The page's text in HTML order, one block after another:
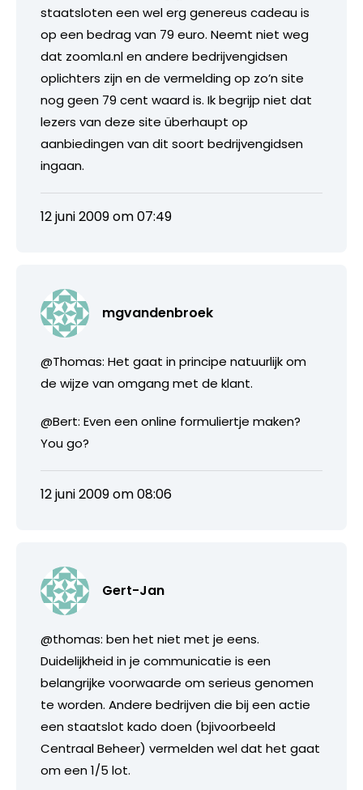
staatsloten een wel erg genereus cadeau is
op een bedrag van 79 euro. Neemt niet weg
dat zoomla.nl en andere bedrijvengidsen
oplichters zijn en de vermelding op zo’n site
nog geen 79 cent waard is. Ik begrijp niet dat
lezers van deze site überhaupt op
aanbiedingen van dit soort bedrijvengidsen
ingaan.
12 juni 2009 om 07:49
mgvandenbroek
@Thomas: Het gaat in principe natuurlijk om
de wijze van omgang met de klant.
@Bert: Even een online formuliertje maken?
You go?
12 juni 2009 om 08:06
Gert-Jan
@thomas: ben het niet met je eens.
Duidelijkheid in je communicatie is een
belangrijke voorwaarde om serieus genomen
te worden. Andere bedrijven die bij een actie
een staatslot kado doen (bjivoorbeeld
Centraal Beheer) vermelden wel dat het gaat
om een 1/5 lot.